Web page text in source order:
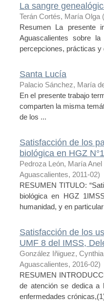
La sangre
Terán Cortés, María Olga (
Resumen La presente
Aguascalientes sobre
percepciones, prácticas y
Santa Lucía
Palacio Sánchez, María
En el presente trabajo
comparten la misma
de los ...
Satisfacción de los
biológica en HGZ
Pedroza León, María Anel
Aguascalientes, 2011-02)
RESUMEN TITULO:
biológica en HGZ
humanidad, y en
Satisfacción de los
UMF 8 del IMSS,
González Iñiguez,
Aguascalientes, 2016-02)
RESUMEN
de atención se dedica a
enfermedades